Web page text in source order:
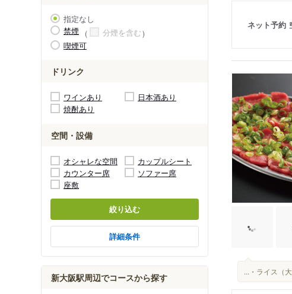
指定なし
禁煙
分煙を含む
喫煙可
ドリンク
ワインあり
日本酒あり
焼酎あり
空間・設備
オシャレな空間
カップルシート
カウンター席
ソファー席
座敷
絞り込む
詳細条件
新大阪駅周辺でコースから探す
ネット予約
...・ライス（